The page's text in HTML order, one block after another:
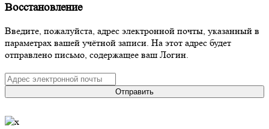
Восстановление
Введите, пожалуйста, адрес электронной почты, указанный в
параметрах вашей учётной записи. На этот адрес будет
отправлено письмо, содержащее ваш Логин.
Отправить